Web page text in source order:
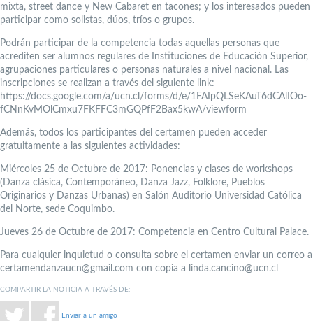
mixta, street dance y New Cabaret en tacones; y los interesados pueden
participar como solistas, dúos, tríos o grupos.
Podrán participar de la competencia todas aquellas personas que
acrediten ser alumnos regulares de Instituciones de Educación Superior,
agrupaciones particulares o personas naturales a nivel nacional. Las
inscripciones se realizan a través del siguiente link:
https://docs.google.com/a/ucn.cl/forms/d/e/1FAIpQLSeKAuT6dCAlIOo-
fCNnKvMOlCmxu7FKFFC3mGQPfF2Bax5kwA/viewform
Además, todos los participantes del certamen pueden acceder
gratuitamente a las siguientes actividades:
Miércoles 25 de Octubre de 2017: Ponencias y clases de workshops
(Danza clásica, Contemporáneo, Danza Jazz, Folklore, Pueblos
Originarios y Danzas Urbanas) en Salón Auditorio Universidad Católica
del Norte, sede Coquimbo.
Jueves 26 de Octubre de 2017: Competencia en Centro Cultural Palace.
Para cualquier inquietud o consulta sobre el certamen enviar un correo a
certamendanzaucn@gmail.com con copia a linda.cancino@ucn.cl
COMPARTIR LA NOTICIA A TRAVÉS DE:
Enviar a un amigo